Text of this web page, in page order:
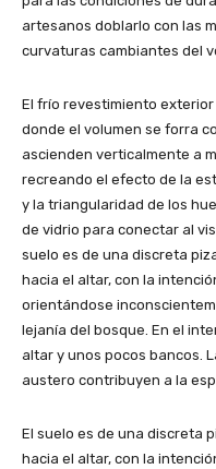
artesanos doblarlo con las
curvaturas cambiantes del
El frío revestimiento
donde el volumen se forra
ascienden verticalmente a
recreando el efecto de la
y la triangularidad de los
de vidrio para conectar al
suelo es de una discreta
hacia el altar, con la
orientándose
lejanía del bosque. En el
altar y unos pocos bancos.
austero contribuyen a la
El suelo es de una discreta
hacia el altar, con la